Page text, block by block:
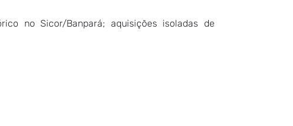
no Sicor/Banpará; aquisições isoladas de